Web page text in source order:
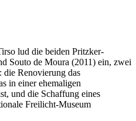
lud die beiden Pritzker-
Souto de Moura (2011) ein, zwei
die Renovierung das
in einer ehemaligen
und die Schaffung eines
Freilicht-Museum